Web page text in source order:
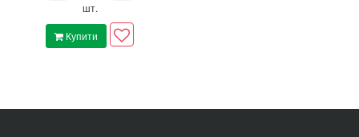
шт.
Купити